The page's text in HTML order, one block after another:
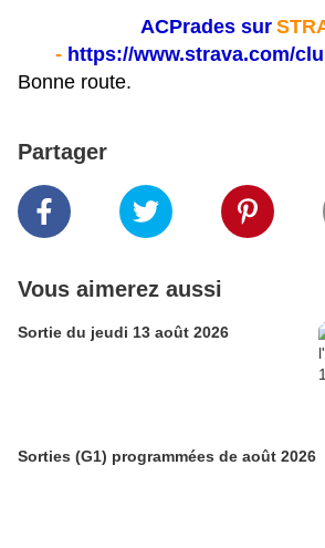
ACPrades sur
- https://www.strava.com/
Bonne route.
Partager
Vous aimerez aussi
Sortie du jeudi 13 août 2026
Sorties (G1) programmées de août 2026